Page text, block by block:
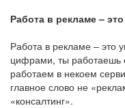
Работа в рекламе –
Работа в рекламе – это
цифрами, ты работаешь
работаем в некоем
главное слово не
«консалтинг».